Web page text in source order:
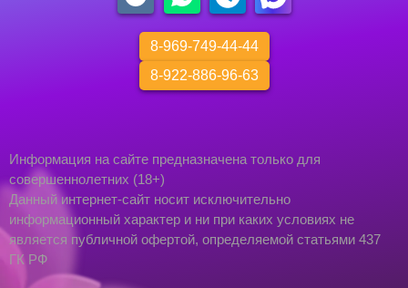
8-969-749-44-44
8-922-886-96-63
Информация на сайте предназначена только для
совершеннолетних (18+)
Данный интернет-сайт носит исключительно
информационный характер и ни при каких условиях не
является публичной офертой, определяемой статьями 437
ГК РФ